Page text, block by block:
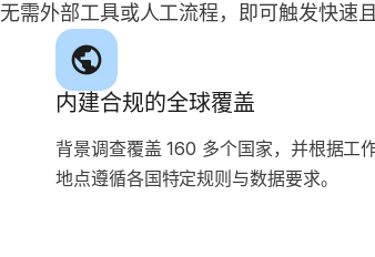
无需外部工具或人工流程，即可触发快速
内建合规的全球覆盖
背景调查覆盖 160 多个国家，并根据工
地点遵循各国特定规则与数据要求。